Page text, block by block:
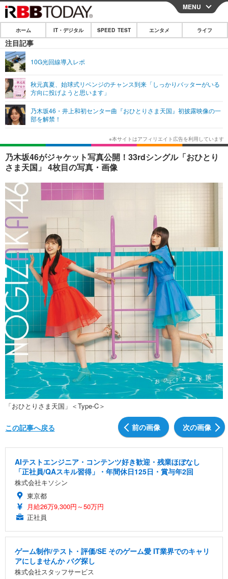
CLOSE
ホーム
IT・デジタル
ネタ
ショッピング その他
SPEED TEST
エンタメ
エンタメTOP
韓国・芸能
音楽 スポーツ
ショッピング
ライフ
ライフTOP グルメ
ペット ショッピング
その他
リリース一覧
プッシュ通知の停止方法
MENU
ホーム IT・デジタル SPEED TEST エンタメ ライフ
注目記事
10G光回線導入レポ
秋元真夏、始球式リベンジのチャンス到来「しっかりバッターがいる
方向に投げようと思います」
乃木坂46・井上和初センター曲『おひとりさま天国』初披露映像の一
部を解禁！
乃木坂46がジャケット写真公開！33rdシングル「おひとり
さま天国」 4枚目の写真・画像
「おひとりさま天国」＜Type-C＞
前の画像 次の画像
この記事へ戻る
AIテストエンジニア・コンテンツ好き歓迎・残業ほぼなし
「正社員/QAスキル習得」・年間休日125日・賞与年2回
株式会社キソシン
東京都
月給26万9,300円～50万円
正社員
ゲーム制作/テスト・評価/SE そのゲーム愛 IT業界でのキャリ
アにしませんか バグ探し
株式会社スタッフサービス